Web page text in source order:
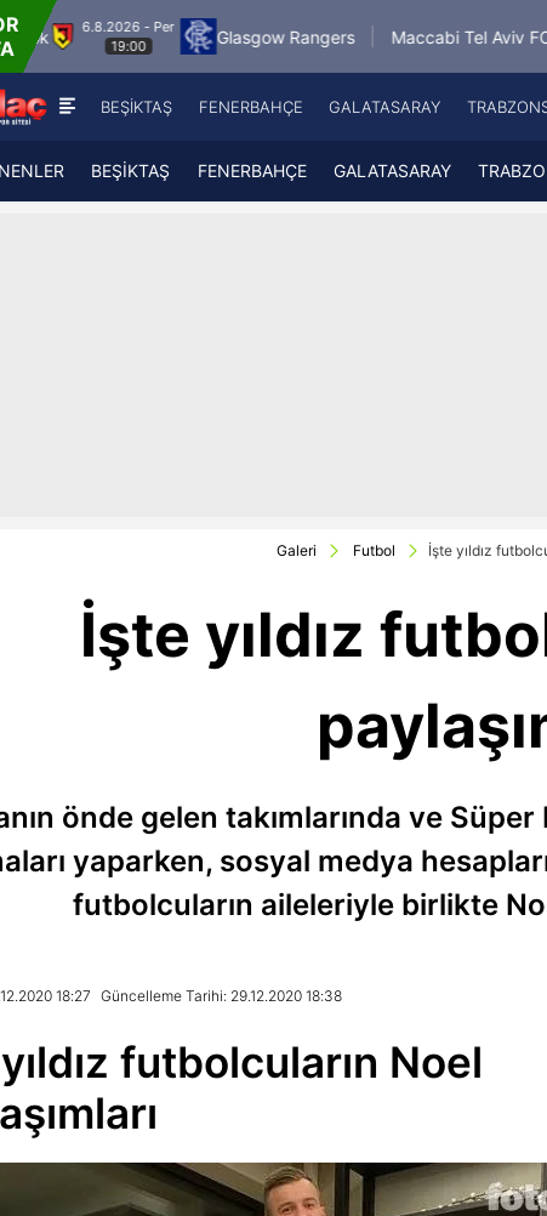
- Per
Glasgow Rangers Maccabi Tel Aviv FC
6.8.2026 - Per
19:00
BEŞİKTAŞ FENERBAHÇE GALATASARAY
BEŞİKTAŞ FENERBAHÇE GALATASARAY
Galeri Futbol İşte yıldız
İşte yıldız
önde gelen takımlarında ve
yaparken, sosyal medya
futbolcuların aileleriyle birlikte
18:27 Güncelleme Tarihi: 29.12.2020 18:38
futbolcuların Noel